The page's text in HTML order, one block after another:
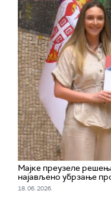
Мајке преузеле
најављено убрзање
18. 06. 2026.